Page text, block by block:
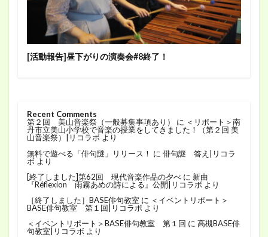
[活動報告]昼下がりの演奏会#8終了！
Recent Comments
第２回 美山音楽祭（一般募集事項あり）
に ＜リポート＞南
丹市立美山小学校で音楽の授業をしてきました！（第２回 美
山音楽祭）|リコラボ より
無料で遊べる「俳句謎」リリース！ に 俳句謎 答え|リコラ
ボ より
[終了しました]第62回 現代音楽作品の夕べ に 新曲
『Réflexion 雨霧あめの詩による』公開|リコラボ より
［終了しました］BASE俳句教室 に ＜イベントリポート＞
BASE俳句教室 第１回|リコラボ より
＜イベントリポート＞BASE俳句教室 第１回 に 高槻BASE俳
句教室|リコラボ より